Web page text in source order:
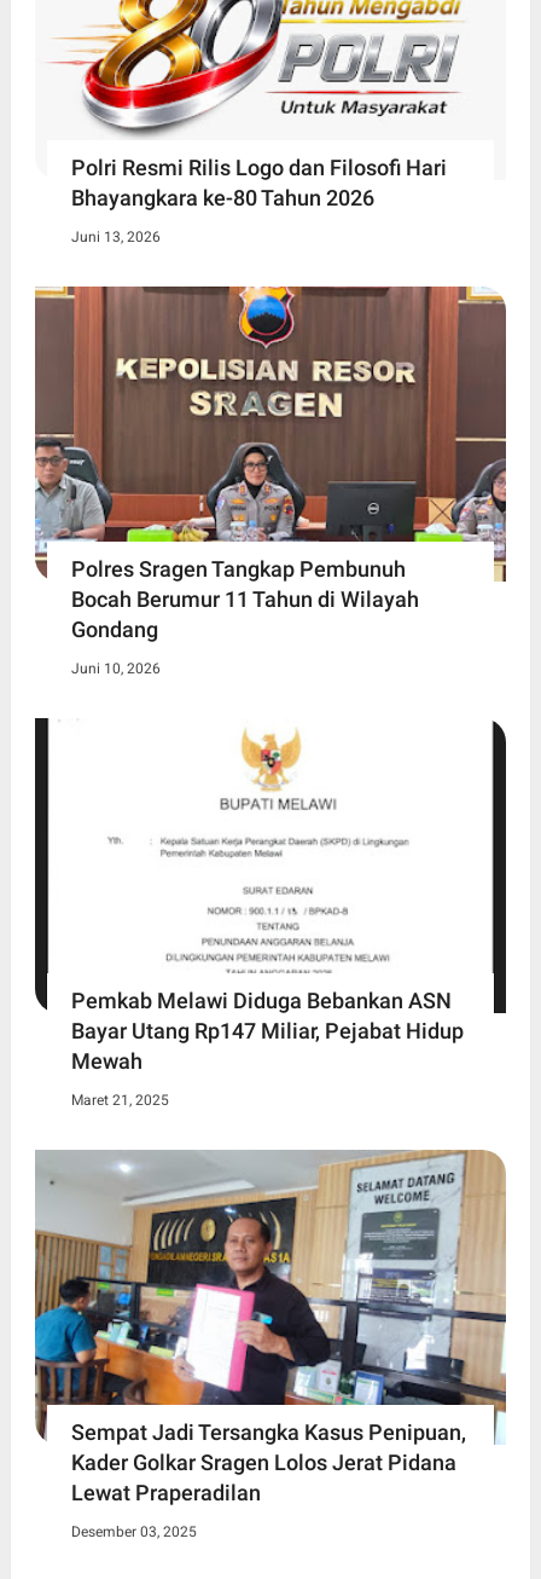
Polri Resmi Rilis Logo dan Filosofi Hari
Bhayangkara ke-80 Tahun 2026
Juni 13, 2026
Polres Sragen Tangkap Pembunuh
Bocah Berumur 11 Tahun di Wilayah
Gondang
Juni 10, 2026
Pemkab Melawi Diduga Bebankan ASN
Bayar Utang Rp147 Miliar, Pejabat Hidup
Mewah
Maret 21, 2025
Sempat Jadi Tersangka Kasus Penipuan,
Kader Golkar Sragen Lolos Jerat Pidana
Lewat Praperadilan
Desember 03, 2025